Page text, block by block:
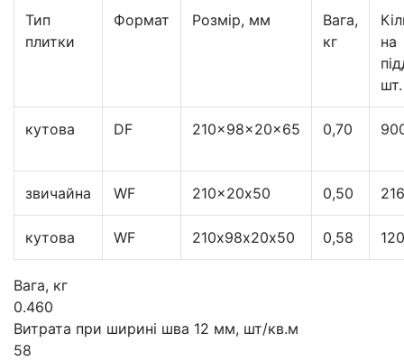
Тип
плитки
Формат Розмір, мм
Вага,
кг
на
шт.
кутова DF 210x98x20x65 0,70
звичайна WF 210x20х50 0,50
кутова WF 210х98х20х50 0,58
Вага, кг
0.460
Витрата при ширині шва 12 мм, шт/кв.м
58